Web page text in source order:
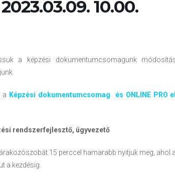
10.00.
a képzési dokumentumcsomagunk
a Képzési dokumentumcsomag
és ONLINE PRO
rendszerfejlesztő, ügyvezető
15 perccel hamarabb nyitjuk meg, ahol
a kezdésig.